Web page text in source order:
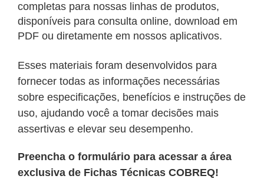
completas para nossas linhas de produtos,
disponíveis para consulta online, download em
PDF ou diretamente em nossos aplicativos.
Esses materiais foram desenvolvidos para
fornecer todas as informações necessárias
sobre especificações, benefícios e instruções de
uso, ajudando você a tomar decisões mais
assertivas e elevar seu desempenho.
Preencha o formulário para acessar a área
exclusiva de Fichas Técnicas COBREQ!